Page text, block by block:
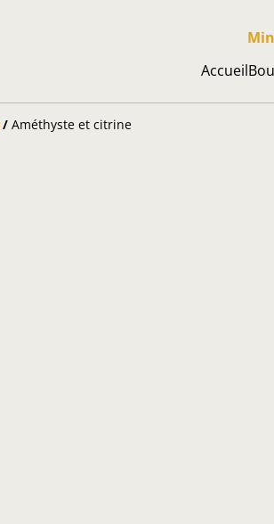
Accueil
/ Améthyste et citrine